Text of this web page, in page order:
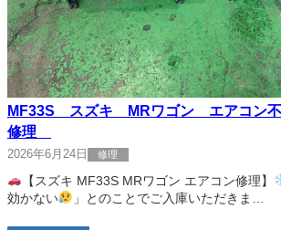
MF33S スズキ MRワゴン エアコン
修理
2026年6月24日 修理
【スズキ MF33S MRワゴン エアコン修理】
効かない
」とのことでご入庫いただきま…